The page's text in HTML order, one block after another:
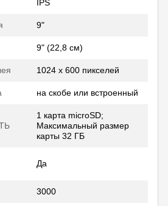
IPS
9"
9" (22,8 см)
1024 х 600 пикселей
на скобе или встроенный
1 карта microSD;
Максимальный размер
карты 32 ГБ
Да
3000